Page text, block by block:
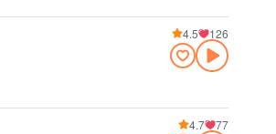
4.5 126
4.7 77